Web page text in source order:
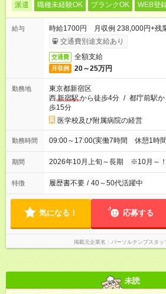
派遣 職種未経験OK ブランクOK WEB登
給与
時給1700円 月収例 238,000円+残
交通費別途支給あり
交通費 全額支給
月収例 20～25万円
勤務地
東京都新宿区
西新宿駅から徒歩4分 / 都庁前駅
歩15分
医学校及び附属病院の経営
勤務時間 09:00～17:00(実働7時間 休憩1時
期間 2026年10月上旬～長期 ※10月～！
特徴 履歴書不要 / 40～50代活躍中
気になる！ 応募する
掲載元企業名 パーソルテンプスタッ
未読